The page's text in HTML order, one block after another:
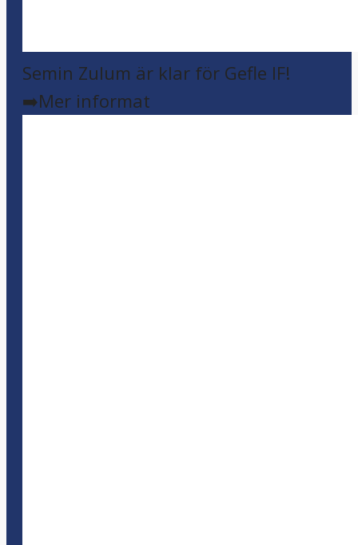
Semin Zulum är klar för Gefle IF!
➡️Mer informat